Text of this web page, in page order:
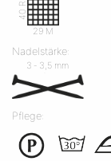
40 R
29 M
Nadelstärke:
3 ‐ 3,5 mm
Pflege: